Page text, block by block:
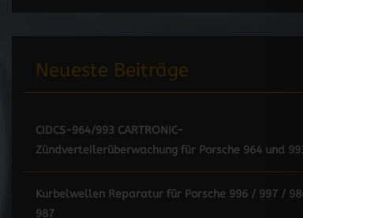
Neueste Beiträge
CIDCS-964/993 CARTRONIC-
Zündverteilerüberwachung für Porsche 964 und 993
Kurbelwellen Reparatur für Porsche 996 / 997 / 986 /
987